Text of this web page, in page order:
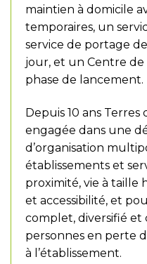
maintien à domicile
temporaires, un
service de portage
jour, et un Centre de
phase de lancement.
Depuis 10 ans Terres
engagée dans une
d’organisation
établissements et
proximité, vie à taille
et accessibilité, et
complet, diversifié
personnes en perte
à l’établissement.